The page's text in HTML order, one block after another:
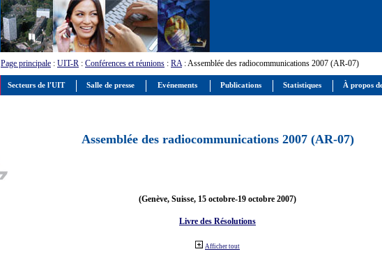
Page principale : UIT-R : Conférences et réunions : RA: Assemblée des radiocommunications 2007 (AR-07)
Assemblée des radiocommunications 2007 (AR-07)
(Genève, Suisse, 15 octobre-19 octobre 2007)
Livre des Résolutions
Afficher tout
Secteurs de l'UIT Salle de presse Evénements Publications Statistiques À propos